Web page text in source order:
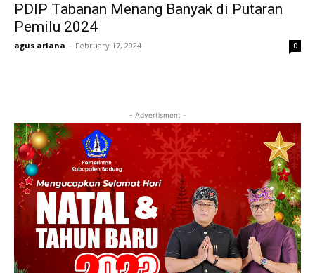
PDIP Tabanan Menang Banyak di Putaran
Pemilu 2024
agus ariana - February 17, 2024 0
- Advertisment -